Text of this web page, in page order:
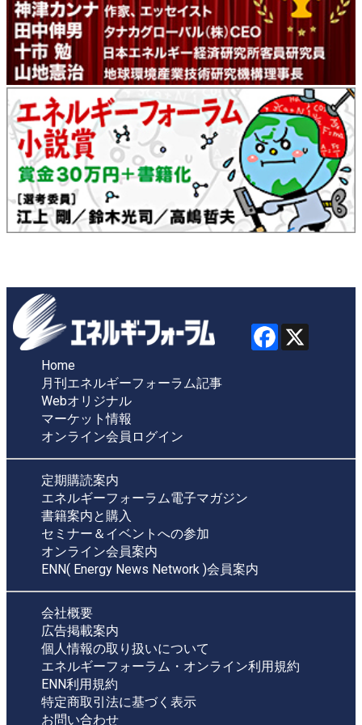
Home
月刊エネルギーフォーラム記事
Webオリジナル
マーケット情報
オンライン会員ログイン
定期購読案内
エネルギーフォーラム電子マガジン
書籍案内と購入
セミナー＆イベントへの参加
オンライン会員案内
ENN( Energy News Network )会員案内
会社概要
広告掲載案内
個人情報の取り扱いについて
エネルギーフォーラム・オンライン利用規約
ENN利用規約
特定商取引法に基づく表示
お問い合わせ